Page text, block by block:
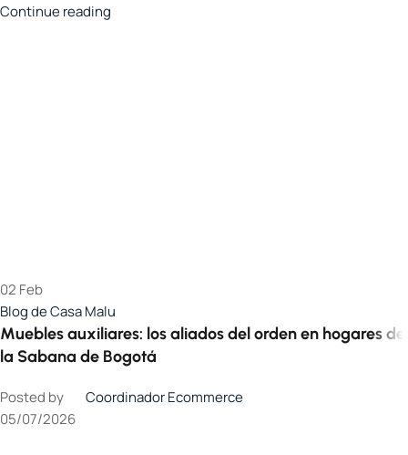
Continue reading
02 Feb
Blog de Casa Malu
Muebles auxiliares: los aliados del orden en hogares de
la Sabana de Bogotá
Posted by
Coordinador Ecommerce
05/07/2026